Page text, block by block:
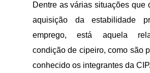
Dentre as várias situações que
aquisição da estabilidade
emprego, está aquela
condição de cipeiro, como são
conhecido os integrantes da